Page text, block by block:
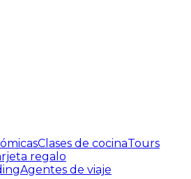
Clases de cocinaTours
regalo
Agentes de viaje